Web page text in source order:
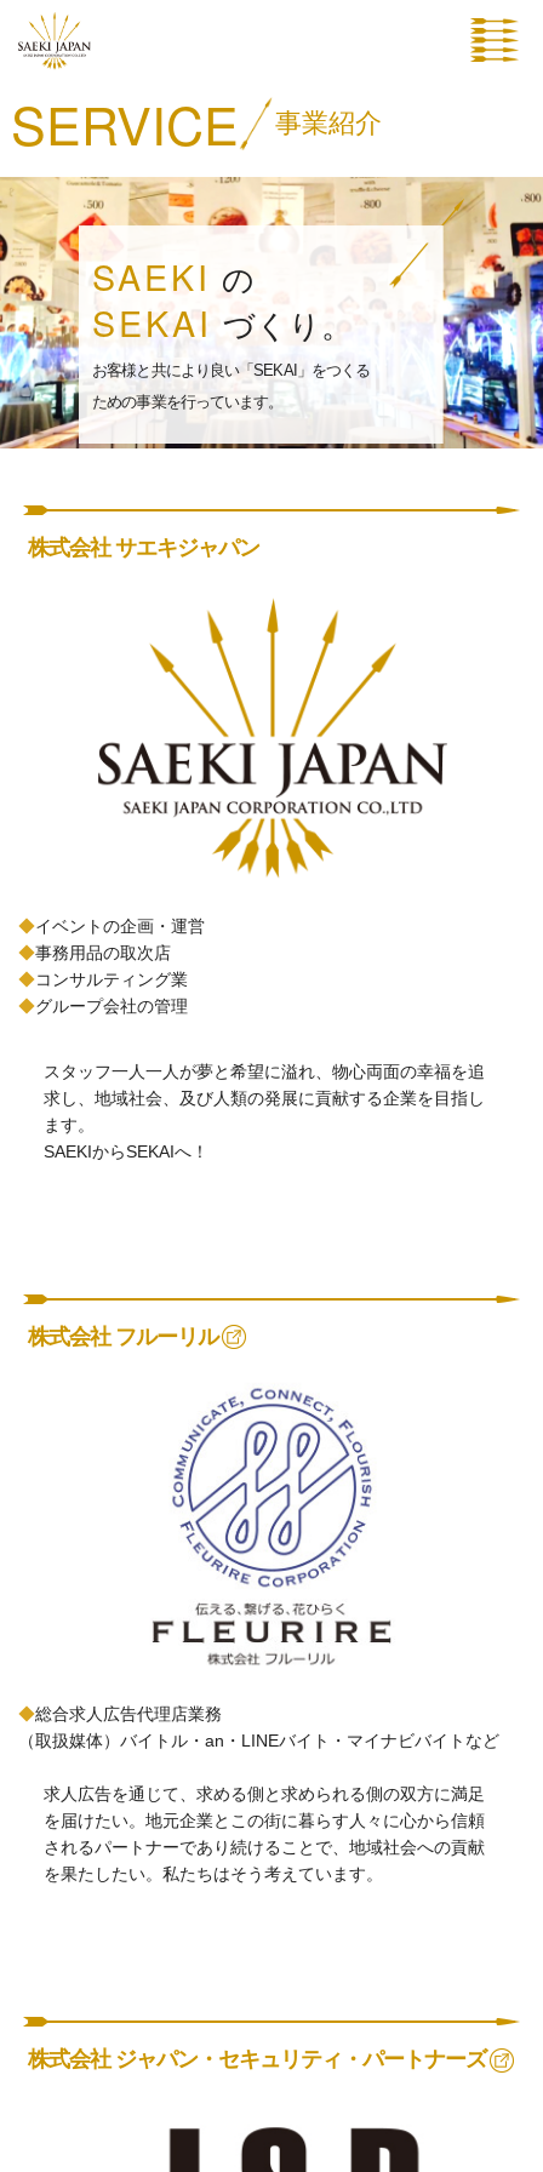
SERVICE 事業紹介
SAEKI の
SEKAI づくり。
お客様と共により良い「SEKAI」をつくる
ための事業を行っています。
株式会社 サエキジャパン
◆イベントの企画・運営
◆事務用品の取次店
◆コンサルティング業
◆グループ会社の管理
スタッフ一人一人が夢と希望に溢れ、物心両面の幸福を追
求し、地域社会、及び人類の発展に貢献する企業を目指し
ます。
SAEKIからSEKAIへ！
株式会社 フルーリル
◆総合求人広告代理店業務
（取扱媒体）バイトル・an・LINEバイト・マイナビバイトなど
求人広告を通じて、求める側と求められる側の双方に満足
を届けたい。地元企業とこの街に暮らす人々に心から信頼
されるパートナーであり続けることで、地域社会への貢献
を果たしたい。私たちはそう考えています。
株式会社 ジャパン・セキュリティ・パートナーズ